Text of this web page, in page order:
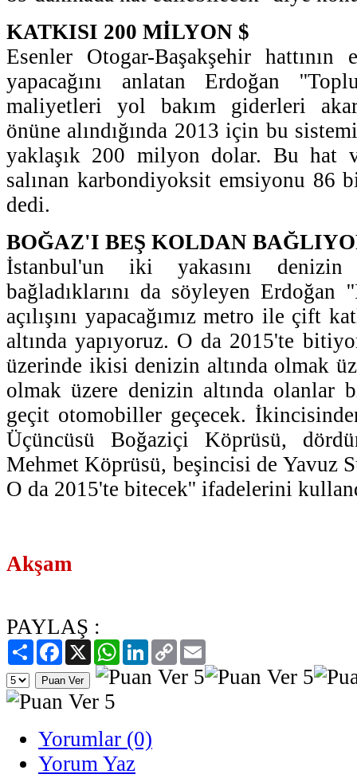
KATKISI 200 MİLYON $
Esenler Otogar-Başakşehir hattının
yapacağını anlatan Erdoğan
maliyetleri yol bakım giderleri
önüne alındığında 2013 için bu
yaklaşık 200 milyon dolar. Bu hat
salınan karbondiyoksit emsiyonu 86
dedi.
BOĞAZ'I BEŞ KOLDAN
İstanbul'un iki yakasını denizin
bağladıklarını da söyleyen Erdoğan
açılışını yapacağımız metro ile çift
altında yapıyoruz. O da 2015'te
üzerinde ikisi denizin altında olmak
olmak üzere denizin altında olanlar
geçit otomobiller geçecek.
Üçüncüsü Boğaziçi Köprüsü,
Mehmet Köprüsü, beşincisi de Yavuz
O da 2015'te bitecek'' ifadelerini
Akşam
PAYLAŞ :
PaylaşFacebook
X WhatsAppLinkedIn
Copy
Link
Yorumlar (0)
Yorum Yaz